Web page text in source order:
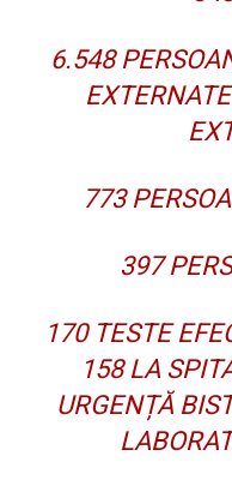
6.548
773
397
170 TESTE
158 LA
URGENȚĂ